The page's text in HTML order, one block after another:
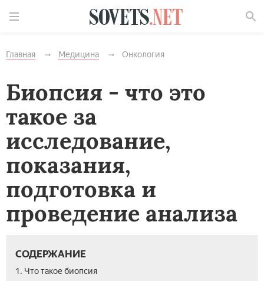
Главная Медицина Онкология
Биопсия - что это
такое за
исследование,
показания,
подготовка и
проведение анализа
СОДЕРЖАНИЕ
1. Что такое биопсия